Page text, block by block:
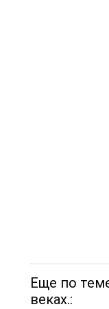
Еще по
веках.: